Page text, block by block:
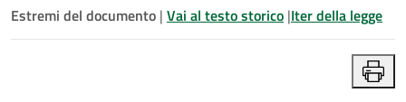
Estremi del documento | Vai al testo storico |Iter della legge